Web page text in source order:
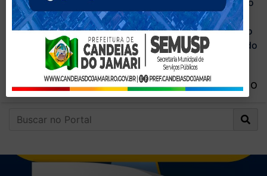
Informação
Legislação
Portal do